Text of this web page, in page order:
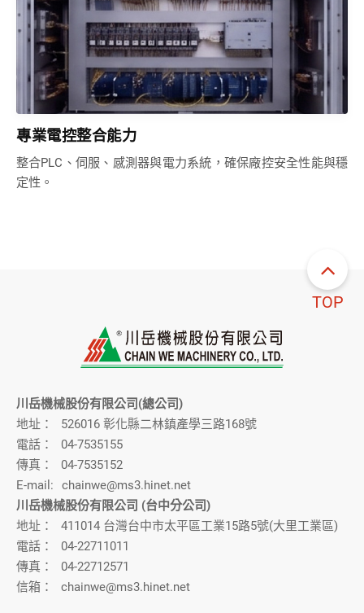
專業電控整合能力
整合PLC、伺服、感測器與電力系統，確保廠控安全性能與穩
定性。
川岳機械股份有限公司(總公司)
地址：
526016 彰化縣二林鎮產學三路168號
電話：
04-7535155
傳真：
04-7535152
E-mail:
chainwe@ms3.hinet.net
川岳機械股份有限公司 (台中分公司)
地址：
411014 台灣台中市太平區工業15路5號(大里工業區)
電話：
04-22711011
傳真：
04-22712571
信箱：
chainwe@ms3.hinet.net
TOP